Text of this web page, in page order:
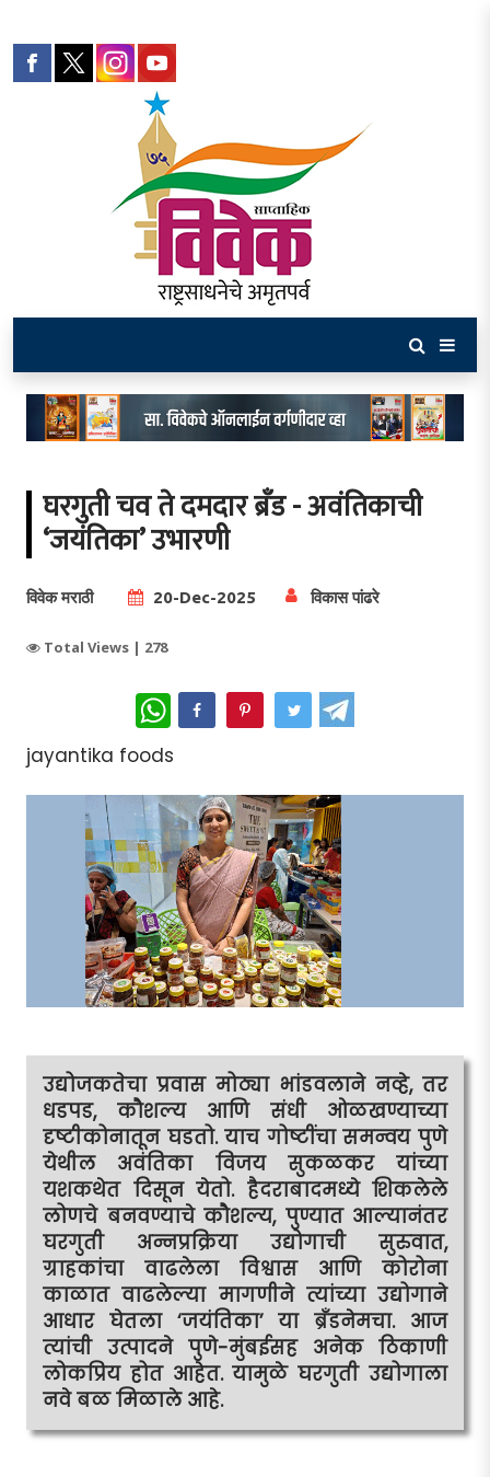
घरगुती चव ते दमदार ब्रँड - अवंतिकाची
‘जयंतिका’ उभारणी
विवेक मराठी 20-Dec-2025 विकास पांढरे
Total Views | 278
WhatsApp
jayantika foods
उद्योजकतेचा प्रवास मोठ्या भांडवलाने नव्हे, तर
धडपड, कौशल्य आणि संधी ओळखण्याच्या
दृष्टीकोनातून घडतो. याच गोष्टींचा समन्वय पुणे
येथील अवंतिका विजय सुकळकर यांच्या
यशकथेत दिसून येतो. हैदराबादमध्ये शिकलेले
लोणचे बनवण्याचे कौशल्य, पुण्यात आल्यानंतर
घरगुती अन्नप्रक्रिया उद्योगाची सुरुवात,
ग्राहकांचा वाढलेला विश्वास आणि कोरोना
काळात वाढलेल्या मागणीने त्यांच्या उद्योगाने
आधार घेतला ‘जयंतिका’ या ब्रँडनेमचा. आज
त्यांची उत्पादने पुणे-मुंबईसह अनेक ठिकाणी
लोकप्रिय होत आहेत. यामुळे घरगुती उद्योगाला
नवे बळ मिळाले आहे.